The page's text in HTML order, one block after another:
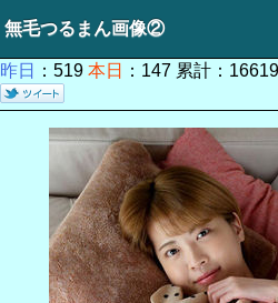
無毛つるまん画像②
昨日 ：519 本日 ：147 累計：